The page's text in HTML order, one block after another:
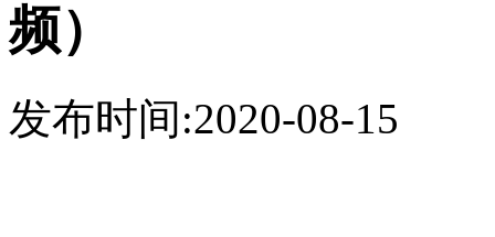
频）
发布时间:2020-08-15